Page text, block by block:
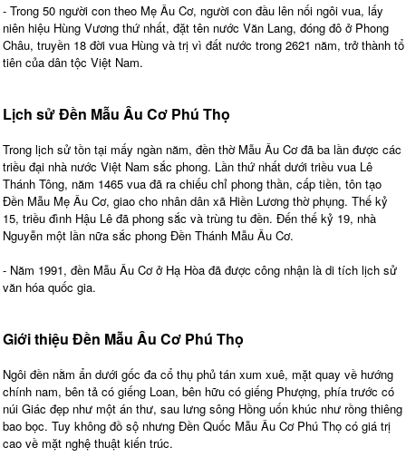
- Trong 50 người con theo Mẹ Âu Cơ, người con đầu lên nối ngôi vua, lấy
niên hiệu Hùng Vương thứ nhất, đặt tên nước Văn Lang, đóng đô ở Phong
Châu, truyền 18 đời vua Hùng và trị vì đất nước trong 2621 năm, trở thành tổ
tiên của dân tộc Việt Nam.
Lịch sử Đền Mẫu Âu Cơ Phú Thọ
Trong lịch sử tồn tại mấy ngàn năm, đền thờ Mẫu Âu Cơ đã ba lần được các
triều đại nhà nước Việt Nam sắc phong. Lần thứ nhất dưới triều vua Lê
Thánh Tông, năm 1465 vua đã ra chiếu chỉ phong thần, cấp tiền, tôn tạo
Đền Mẫu Mẹ Âu Cơ, giao cho nhân dân xã Hiền Lương thờ phụng. Thế kỷ
15, triều đình Hậu Lê đã phong sắc và trùng tu đền. Đến thế kỷ 19, nhà
Nguyễn một lần nữa sắc phong Đền Thánh Mẫu Âu Cơ.
- Năm 1991, đền Mẫu Âu Cơ ở Hạ Hòa đã được công nhận là di tích lịch sử
văn hóa quốc gia.
Giới thiệu Đền Mẫu Âu Cơ Phú Thọ
Ngôi đền nằm ẩn dưới gốc đa cổ thụ phủ tán xum xuê, mặt quay về hướng
chính nam, bên tả có giếng Loan, bên hữu có giếng Phượng, phía trước có
núi Giác đẹp như một án thư, sau lưng sông Hồng uốn khúc như rồng thiêng
bao bọc. Tuy không đồ sộ nhưng Đền Quốc Mẫu Âu Cơ Phú Thọ có giá trị
cao về mặt nghệ thuật kiến trúc.